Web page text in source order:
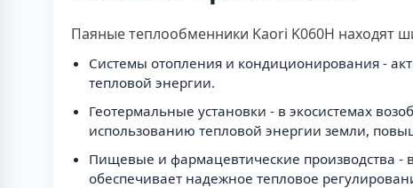
Паяные теплообменники Kaori K060H находят
Системы отопления и кондиционирования -
тепловой энергии.
Геотермальные установки - в экосистемах
использованию тепловой энергии земли,
Пищевые и фармацевтические производства
обеспечивает надежное тепловое